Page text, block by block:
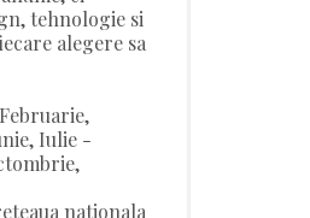
tehnologie si
alegere sa
Iulie -
nationala